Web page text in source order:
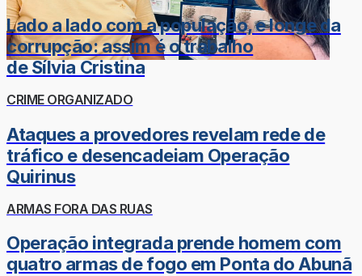
Lado a lado com a população, e longe da
corrupção: assim é o trabalho
de Sílvia Cristina
CRIME ORGANIZADO
Ataques a provedores revelam rede de
tráfico e desencadeiam Operação
Quirinus
ARMAS FORA DAS RUAS
Operação integrada prende homem com
quatro armas de fogo em Ponta do Abunã